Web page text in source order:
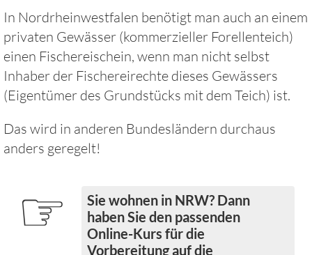
In Nordrheinwestfalen benötigt man auch an einem
privaten Gewässer (kommerzieller Forellenteich)
einen Fischereischein, wenn man nicht selbst
Inhaber der Fischereirechte dieses Gewässers
(Eigentümer des Grundstücks mit dem Teich) ist.
Das wird in anderen Bundesländern durchaus
anders geregelt!
☞
Sie wohnen in NRW? Dann
haben Sie den passenden
Online-Kurs für die
Vorbereitung auf die